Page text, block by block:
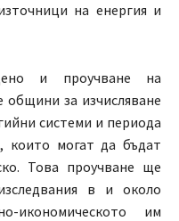
на енергия и
и проучване на
за изчисляване
системи и периода
които могат да бъдат
Това проучване ще
в и около
икономическото им